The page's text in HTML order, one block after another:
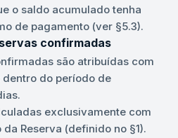
o saldo acumulado tenha
de pagamento (ver §5.3).
confirmadas
são atribuídas com
do período de
exclusivamente com
Reserva (definido no §1).